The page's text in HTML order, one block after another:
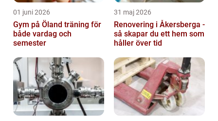
01 juni 2026
Gym på Öland träning för
både vardag och
semester
31 maj 2026
Renovering i Åkersberga -
så skapar du ett hem som
håller över tid